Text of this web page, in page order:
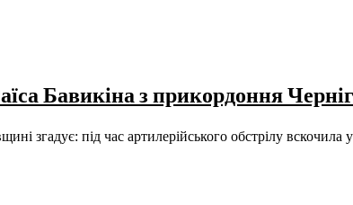
Бавикіна з прикордоння
згадує: під час артилерійського обстрілу вскочила